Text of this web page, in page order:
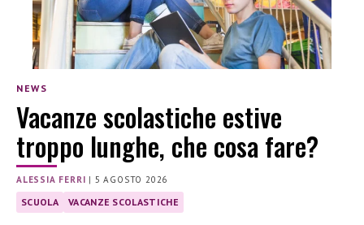
NEWS
Vacanze scolastiche estive
troppo lunghe, che cosa fare?
ALESSIA FERRI | 5 AGOSTO 2026
SCUOLA VACANZE SCOLASTICHE